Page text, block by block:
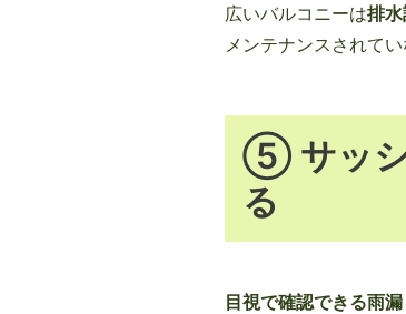
広いバルコニーは排
メンテナンスされて
⑤ サッシ
る
目視で確認できる雨漏